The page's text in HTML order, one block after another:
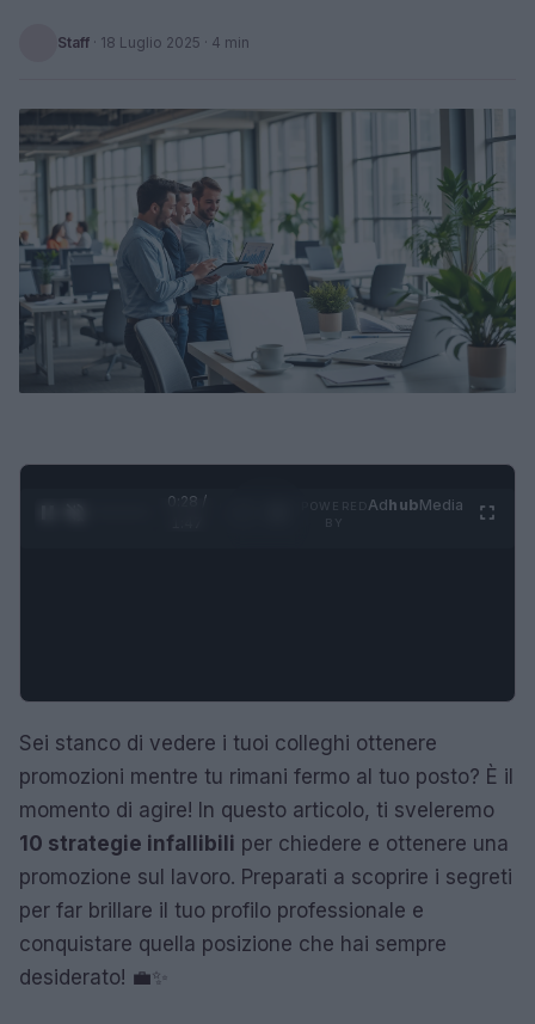
Staff · 18 Luglio 2025 · 4 min
0:29 /
AdhubMedia
Sei stanco di vedere i tuoi colleghi ottenere
promozioni mentre tu rimani fermo al tuo posto? È il
momento di agire! In questo articolo, ti sveleremo
10 strategie infallibili per chiedere e ottenere una
promozione sul lavoro. Preparati a scoprire i segreti
per far brillare il tuo profilo professionale e
conquistare quella posizione che hai sempre
desiderato! 💼✨